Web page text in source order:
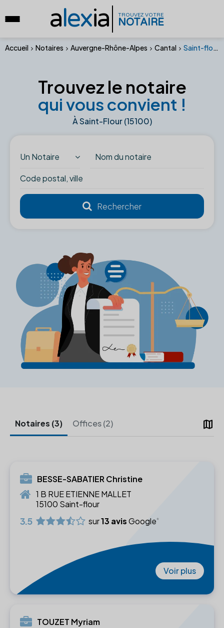
alexia TROUVEZ VOTRE
NOTAIRE
Accueil Notaires Auvergne-Rhône-Alpes Cantal Saint-flour (15100)
Trouvez le notaire
qui vous convient !
À Saint-Flour (15100)
Un Notaire
map
Notaires (3) Offices (2)
BESSE-SABATIER Christine
1 B RUE ETIENNE MALLET
15100 Saint-flour
3.5 sur13 avisGoogle
Voir plus
TOUZET Myriam